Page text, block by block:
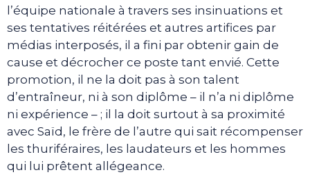
l’équipe nationale à travers ses insinuations et
ses tentatives réitérées et autres artifices par
médias interposés, il a fini par obtenir gain de
cause et décrocher ce poste tant envié. Cette
promotion, il ne la doit pas à son talent
d’entraîneur, ni à son diplôme – il n’a ni diplôme
ni expérience – ; il la doit surtout à sa proximité
avec Saïd, le frère de l’autre qui sait récompenser
les thuriféraires, les laudateurs et les hommes
qui lui prêtent allégeance.